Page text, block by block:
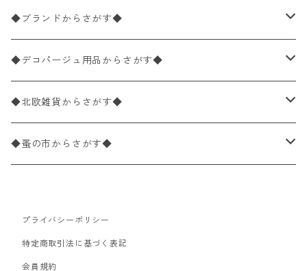
ペーパーナプキン20枚入りパック
ペーパーナプキン10枚入りパック
ライスペーパー
ペーパーリネンナプキン
ワックスペーパー
デコパージュ用品
バラ売り
パック売り
25×25cm（カクテルサイズ）
バラ売り
パック売り
40×40cm（ディナーサイズ）
バラ売り
パック売り
21×21cm（ポケットサイズ）
バラ売り
33cm（ラウンド）
花柄
植物・グリーン柄
動物・鳥・昆虫・蝶柄
海・魚柄
食べ物・フルーツ・野菜・ドリンク柄
食器・カトラリー柄
◆ブランドからさがす◆
ドイツ製 IHR/イア
ランチサイズ
カクテルサイズ
ドイツ製 Ambiente/アンビエンテ
ランチサイズ
ドイツ製 Paperproducts Design
カクテルサイズ
ランチサイズ
カクテルサイズ
ドイツ製 ti-flair/ティーフレア
ランチサイズ
ドイツ製 PAW/パウ
◆デコパージュ用品からさがす◆
デコパージュ液
デコパージュ下地
デコパージュはさみ
3Dデコパージュ
◆北欧雑貨からさがす◆
シリコンモールド
トレイ
ポスター・カレンダー
◆蚤の市からさがす◆
北欧雑貨
デコパージュ用品
プライバシーポリシー
特定商取引法に基づく表記
会員規約